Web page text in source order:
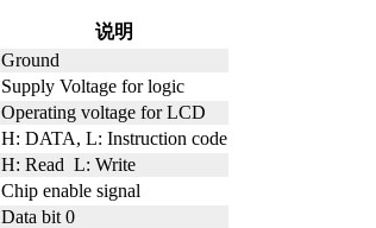
说明
Ground
Supply Voltage for logic
Operating voltage for LCD
H: DATA, L: Instruction code
H: Read L: Write
Chip enable signal
Data bit 0